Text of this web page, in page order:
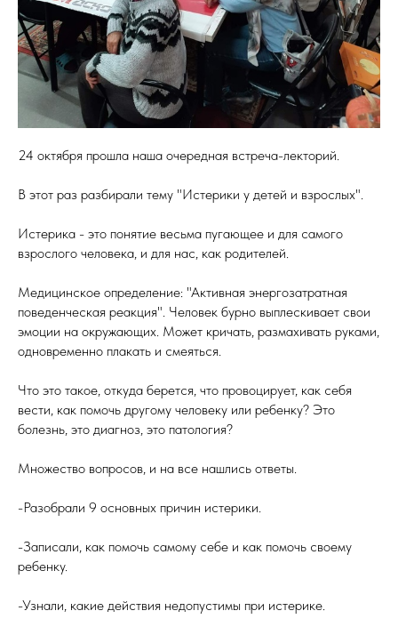
24 октября прошла наша очередная встреча-лекторий.
В этот раз разбирали тему "Истерики у детей и взрослых".
Истерика - это понятие весьма пугающее и для самого
взрослого человека, и для нас, как родителей.
Медицинское определение: "Активная энергозатратная
поведенческая реакция". Человек бурно выплескивает свои
эмоции на окружающих. Может кричать, размахивать руками,
одновременно плакать и смеяться.
Что это такое, откуда берется, что провоцирует, как себя
вести, как помочь другому человеку или ребенку? Это
болезнь, это диагноз, это патология?
Множество вопросов, и на все нашлись ответы.
-Разобрали 9 основных причин истерики.
-Записали, как помочь самому себе и как помочь своему
ребенку.
-Узнали, какие действия недопустимы при истерике.